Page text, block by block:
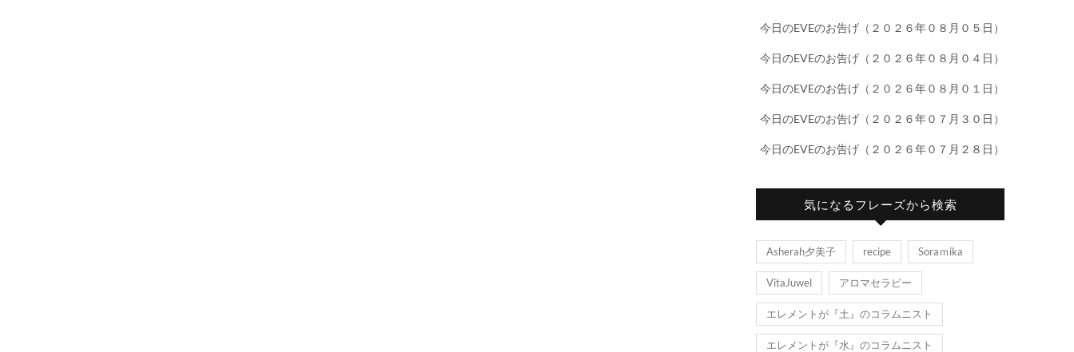
今日のEVEのお告げ（２０２６年０８月０５日）
今日のEVEのお告げ（２０２６年０８月０４日）
今日のEVEのお告げ（２０２６年０８月０１日）
今日のEVEのお告げ（２０２６年０７月３０日）
今日のEVEのお告げ（２０２６年０７月２８日）
気になるフレーズから検索
Asherah夕美子 recipe Soraｍika
VitaJuwel アロマセラピー
エレメントが『土』のコラムニスト
エレメントが『水』のコラムニスト